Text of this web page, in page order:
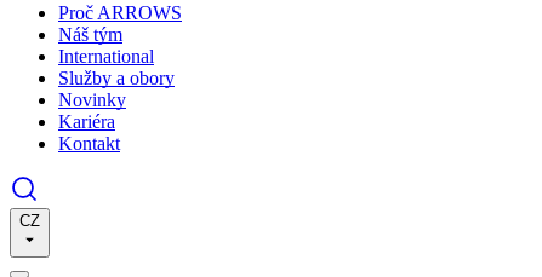
Proč ARROWS
Náš tým
International
Služby a obory
Novinky
Kariéra
Kontakt
CZ